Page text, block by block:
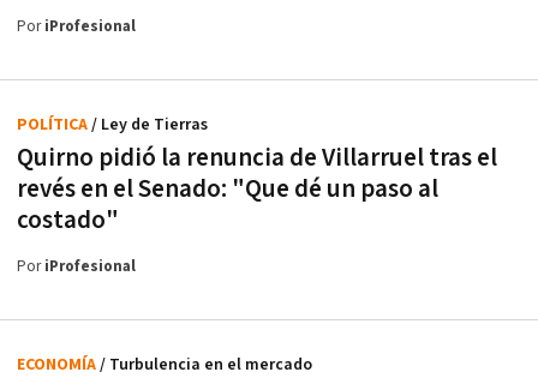
PoriProfesional
Quirno pidió la renuncia de Villarruel tras el
revés en el Senado: "Que dé un paso al
costado"
POLÍTICA/ Ley de Tierras
PoriProfesional
ECONOMÍA/ Turbulencia en el mercado